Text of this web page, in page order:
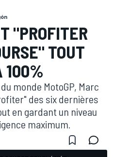
"PROFITER
TOUT
100%
monde MotoGP, Marc
des six dernières
en gardant un niveau
maximum.